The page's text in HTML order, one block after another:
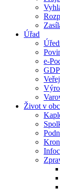
Úřad
e-
Život v